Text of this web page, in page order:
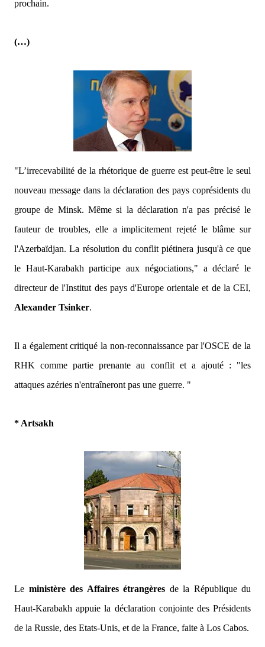
prochain.
(…)
"L’irrecevabilité de la rhétorique de guerre est peut-être le seul
nouveau message dans la déclaration des pays coprésidents du
groupe de Minsk. Même si la déclaration n'a pas précisé le
fauteur de troubles, elle a implicitement rejeté le blâme sur
l'Azerbaïdjan. La résolution du conflit piétinera jusqu'à ce que
le Haut-Karabakh participe aux négociations," a déclaré le
directeur de l'Institut des pays d'Europe orientale et de la CEI,
Alexander Tsinker.
Il a également critiqué la non-reconnaissance par l'OSCE de la
RHK comme partie prenante au conflit et a ajouté : "les
attaques azéries n'entraîneront pas une guerre. "
* Artsakh
Le ministère des Affaires étrangères de la République du
Haut-Karabakh appuie la déclaration conjointe des Présidents
de la Russie, des Etats-Unis, et de la France, faite à Los Cabos.